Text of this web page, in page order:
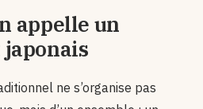
appelle un
ne s’organise pas